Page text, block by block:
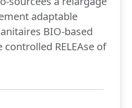
adaptable
BIO-based
RELEAse of